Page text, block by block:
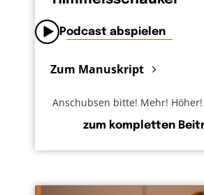
Podcast abspielen
Zum Manuskript
Anschubsen bitte! Mehr!
zum kompletten